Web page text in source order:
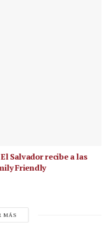
Salvador recibe a las
Friendly
MÁS